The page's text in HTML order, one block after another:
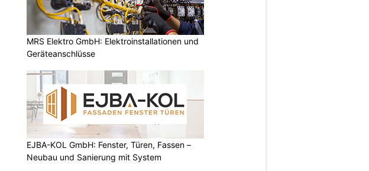
MRS Elektro GmbH: Elektroinstallationen und
Geräteanschlüsse
EJBA-KOL GmbH: Fenster, Türen, Fassen –
Neubau und Sanierung mit System